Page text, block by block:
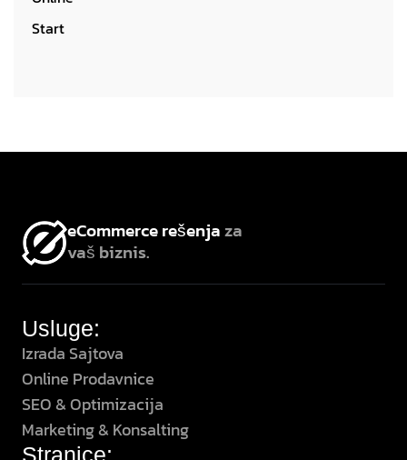
Start
eCommerce rešenjaza
vaš biznis.
Usluge:
Izrada Sajtova
Online Prodavnice
SEO & Optimizacija
Marketing & Konsalting
Stranice: